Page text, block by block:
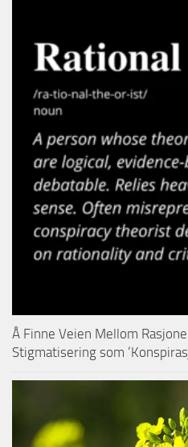
Å Finne Veien Mellom
Stigmatisering som